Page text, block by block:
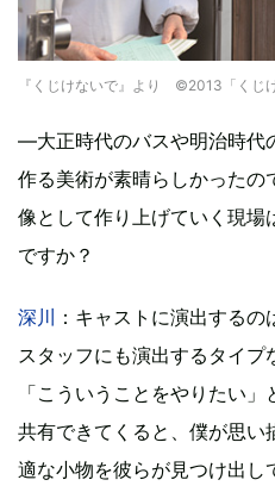
『くじけないで』より ©2013「くじ
―大正時代のバスや明治時代
作る美術が素晴らしかったの
像として作り上げていく現
ですか？
深川 ：キャストに演出する
スタッフにも演出するタイプ
「こういうことをやりたい
共有できてくると、僕が思
適な小物を彼らが見つけ出し